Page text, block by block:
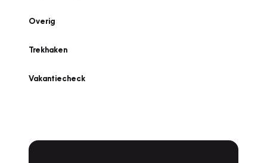
Overig
Trekhaken
Vakantiecheck